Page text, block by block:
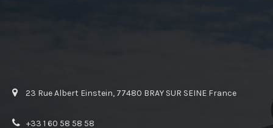
23 Rue Albert Einstein, 77480 BRAY SUR SEINE France
+33 1 60 58 58 58